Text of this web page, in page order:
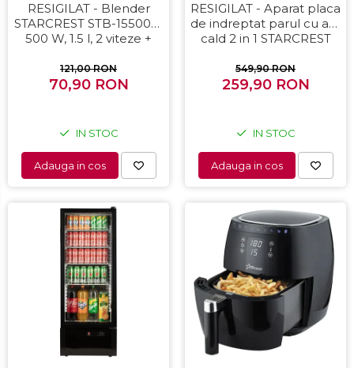
RESIGILAT - Blender
STARCREST STB-15500B,
500 W, 1.5 l, 2 viteze +
121,00 RON
70,90 RON
IN STOC
Adauga in cos
RESIGILAT - Aparat placa
de indreptat parul cu aer
cald 2 in 1 STARCREST
Uscare si indreptare,
Afisaj LCD, Tehnologie cu
Roz
549,90 RON
259,90 RON
IN STOC
Adauga in cos